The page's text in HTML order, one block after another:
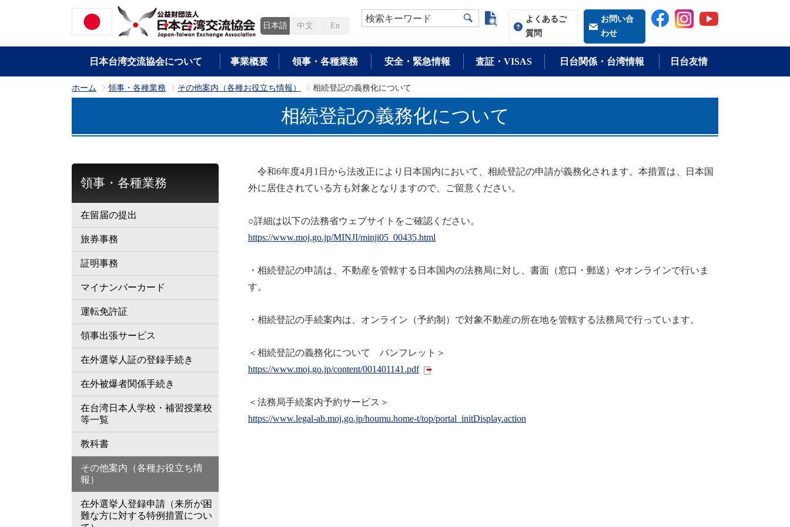
日本語 中文 En
検索キーワード よく検索される語
よくあるご
質問
お問い合
わせ
日本台湾交流協会について 事業概要 領事・各種業務 安全・緊急情報 査証・VISAS 日台関係・台湾情報 日台友情
ホーム >
領事・各種業務 >
その他案内（各種お役立ち情報） >
相続登記の義務化について
相続登記の義務化について
令和6年度4月1日から法改正により日本国内において、相続登記の申請が義務化されます。本措置は、日本国
外に居住されている方も対象となりますので、ご留意ください。
○詳細は以下の法務省ウェブサイトをご確認ください。
https://www.moj.go.jp/MINJI/minji05_00435.html
・相続登記の申請は、不動産を管轄する日本国内の法務局に対し、書面（窓口・郵送）やオンラインで行いま
す。
・相続登記の手続案内は、オンライン（予約制）で対象不動産の所在地を管轄する法務局で行っています。
＜相続登記の義務化について パンフレット＞
https://www.moj.go.jp/content/001401141.pdf
＜法務局手続案内予約サービス＞
https://www.legal-ab.moj.go.jp/houmu.home-t/top/portal_initDisplay.action
領事・各種業務
在留届の提出
旅券事務
証明事務
マイナンバーカード
運転免許証
領事出張サービス
在外選挙人証の登録手続き
在外被爆者関係手続き
在台湾日本人学校・補習授業校
等一覧
教科書
その他案内（各種お役立ち情
報）
在外選挙人登録申請（来所が困
難な方に対する特例措置につい